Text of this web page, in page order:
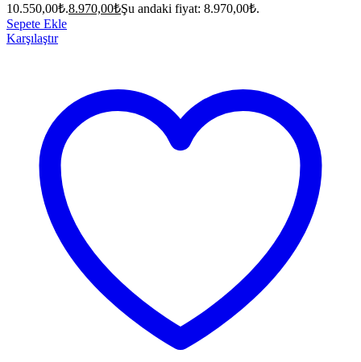
10.550,00₺.8.970,00₺Şu andaki fiyat: 8.970,00₺.
Sepete Ekle
Karşılaştır